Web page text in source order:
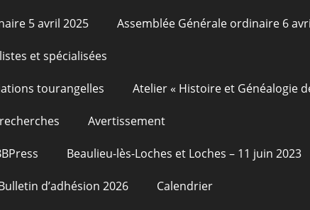
5 avril 2025 Assemblée Générale ordinaire 6
et spécialisées
tourangelles Atelier « Histoire et Généalogie
Avertissement
Beaulieu-lès-Loches et Loches – 11 juin 2023
d’adhésion 2026 Calendrier